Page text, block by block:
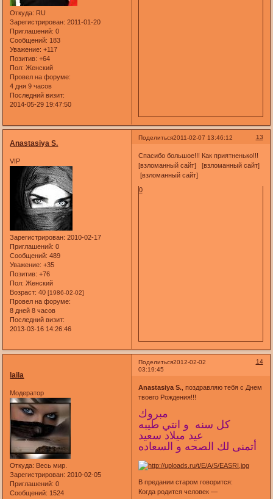
Откуда: RU
Зарегистрирован: 2011-01-20
Приглашений: 0
Сообщений: 183
Уважение: +117
Позитив: +64
Пол: Женский
Провел на форуме:
4 дня 9 часов
Последний визит:
2014-05-29 19:47:50
Поделиться 13
2011-02-07 13:46:12
Anastasiya S.
VIP
Зарегистрирован: 2010-02-17
Приглашений: 0
Сообщений: 489
Уважение: +35
Позитив: +76
Пол: Женский
Возраст: 40[1986-02-02]
Провел на форуме:
8 дней 8 часов
Последний визит:
2013-03-16 14:26:46
Спасибо большое!!! Как приятненько!!!
[взломанный сайт] [взломанный сайт]
[взломанный сайт]
0
Поделиться 14
2012-02-02
03:19:45
laila
Модератор
Откуда: Весь мир.
Зарегистрирован: 2010-02-05
Приглашений: 0
Сообщений: 1524
Anastasiya S., поздравляю тебя с Днем
твоего Рождения!!!
مبروك
كل سنه و انتي طيبه
عيد ميلاد سعيد
أتمنى لك الصحه و السعاده
В предании старом говорится:
Когда родится человек —